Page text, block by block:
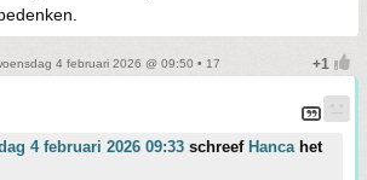
4 februari 2026 @ 09:50 • 17
4 februari 2026 09:33 schreef Hancahet